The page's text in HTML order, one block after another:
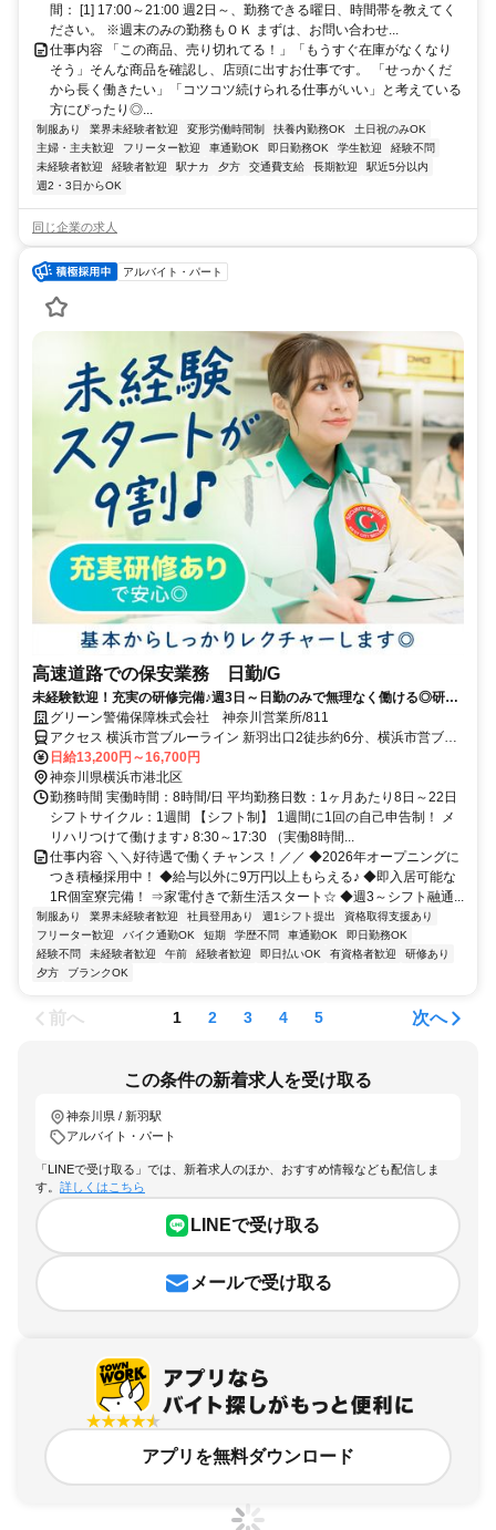
間： [1] 17:00～21:00 週2日～、勤務できる曜日、時間帯を教えてく
ださい。 ※週末のみの勤務もＯＫ まずは、お問い合わせ...
仕事内容 「この商品、売り切れてる！」「もうすぐ在庫がなくなり
そう」そんな商品を確認し、店頭に出すお仕事です。 「せっかくだ
から長く働きたい」「コツコツ続けられる仕事がいい」と考えている
方にぴったり◎...
制服あり 業界未経験者歓迎 変形労働時間制 扶養内勤務OK
土日祝のみOK
主婦・主夫歓迎
フリーター歓迎 車通勤OK 即日勤務OK 学生歓迎
経験不問
未経験者歓迎
経験者歓迎 駅ナカ 夕方 交通費支給 長期歓迎
駅近5分以内
週2・3日からOK
同じ企業の求人
アルバイト・パート
高速道路での保安業務 日勤/G
未経験歓迎！充実の研修完備♪週3日～日勤のみで無理なく働ける◎研修
中から日払い可能！
グリーン警備保障株式会社 神奈川営業所/811
アクセス 横浜市営ブルーライン 新羽出口2徒歩約6分、横浜市営ブル
ーライン 北新横浜出入口1徒歩約18分、東急東横線 大倉山（神奈川
県）西口徒歩約30分 新羽駅周辺の現場★直行直帰OK★神奈川県内に
現場多数
日給13,200円～16,700円
神奈川県横浜市港北区
勤務時間 実働時間：8時間/日 平均勤務日数：1ヶ月あたり8日～22日
シフトサイクル：1週間 【シフト制】 1週間に1回の自己申告制！ メ
リハリつけて働けます♪ 8:30～17:30 （実働8時間...
仕事内容 ＼＼好待遇で働くチャンス！／／ ◆2026年オープニングに
つき積極採用中！ ◆給与以外に9万円以上もらえる♪ ◆即入居可能な
1R個室寮完備！ ⇒家電付きで新生活スタート☆ ◆週3～シフト融通...
制服あり 業界未経験者歓迎 社員登用あり 週1シフト提出
資格取得支援あり
フリーター歓迎
バイク通勤OK 短期 学歴不問 車通勤OK
即日勤務OK
経験不問
未経験者歓迎 午前 経験者歓迎 即日払いOK 有資格者歓迎
研修あり
夕方
ブランクOK
前へ 1 2 3 4 5 次へ
この条件の新着求人を受け取る
神奈川県 / 新羽駅
アルバイト・パート
「LINEで受け取る」では、新着求人のほか、おすすめ情報なども配信しま
す。 詳しくはこちら
LINEで受け取る
メールで受け取る
アプリを無料ダウンロード